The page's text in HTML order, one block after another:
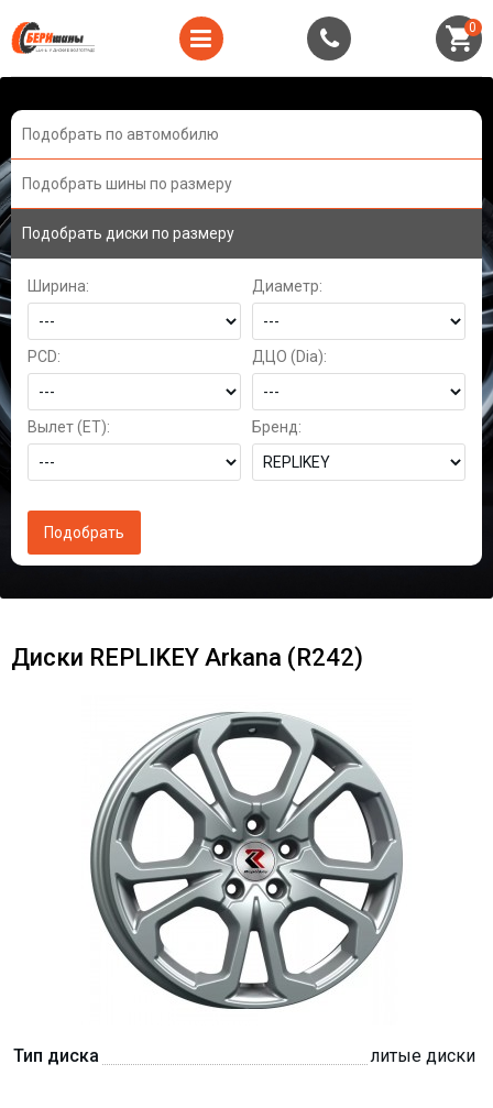
0
Подобрать по автомобилю
Подобрать шины по размеру
Подобрать диски по размеру
Ширина: Диаметр:
PCD: ДЦО (Dia):
Вылет (ET): Бренд:
Диски RЕPLIKEY Arkana (R242)
Тип диска литые диски